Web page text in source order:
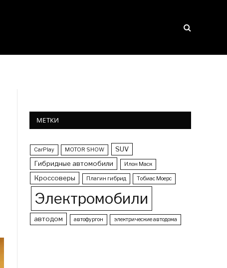
МЕТКИ
CarPlay MOTOR SHOW
SUV
Гибридные автомобили
Илон Маск
Кроссоверы Плагин гибрид Тобиас Моерс
Электромобили
автодом автофургон электрические автодома